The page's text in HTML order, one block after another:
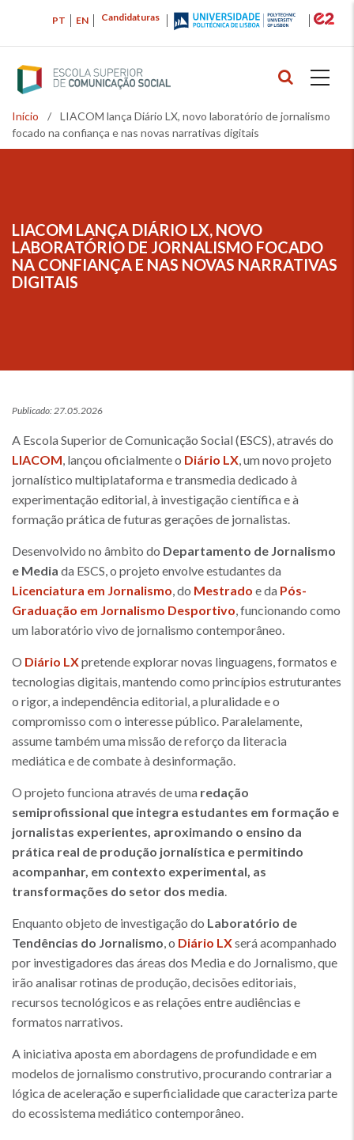
principal
Candidaturas
PT EN
Navegação
estrutural
Início /
LIACOM lança Diário LX, novo laboratório de jornalismo
focado na confiança e nas novas narrativas digitais
LIACOM LANÇA DIÁRIO LX, NOVO
LABORATÓRIO DE JORNALISMO FOCADO
NA CONFIANÇA E NAS NOVAS NARRATIVAS
DIGITAIS
NAVEGAÇÃO
ESTRUTURAL
Publicado: 27.05.2026
A Escola Superior de Comunicação Social (ESCS), através do
LIACOM, lançou oficialmente o Diário LX, um novo projeto
jornalístico multiplataforma e transmedia dedicado à
experimentação editorial, à investigação científica e à
formação prática de futuras gerações de jornalistas.
Desenvolvido no âmbito do Departamento de Jornalismo
e Media da ESCS, o projeto envolve estudantes da
Licenciatura em Jornalismo, do Mestrado e da Pós-
Graduação em Jornalismo Desportivo, funcionando como
um laboratório vivo de jornalismo contemporâneo.
O Diário LXpretende explorar novas linguagens, formatos e
tecnologias digitais, mantendo como princípios estruturantes
o rigor, a independência editorial, a pluralidade e o
compromisso com o interesse público. Paralelamente,
assume também uma missão de reforço da literacia
mediática e de combate à desinformação.
O projeto funciona através de uma redação
semiprofissional que integra estudantes em formação e
jornalistas experientes, aproximando o ensino da
prática real de produção jornalística e permitindo
acompanhar, em contexto experimental, as
transformações do setor dos media.
Enquanto objeto de investigação do Laboratório de
Tendências do Jornalismo, o Diário LXserá acompanhado
por investigadores das áreas dos Media e do Jornalismo, que
irão analisar rotinas de produção, decisões editoriais,
recursos tecnológicos e as relações entre audiências e
formatos narrativos.
A iniciativa aposta em abordagens de profundidade e em
modelos de jornalismo construtivo, procurando contrariar a
lógica de aceleração e superficialidade que caracteriza parte
do ecossistema mediático contemporâneo.